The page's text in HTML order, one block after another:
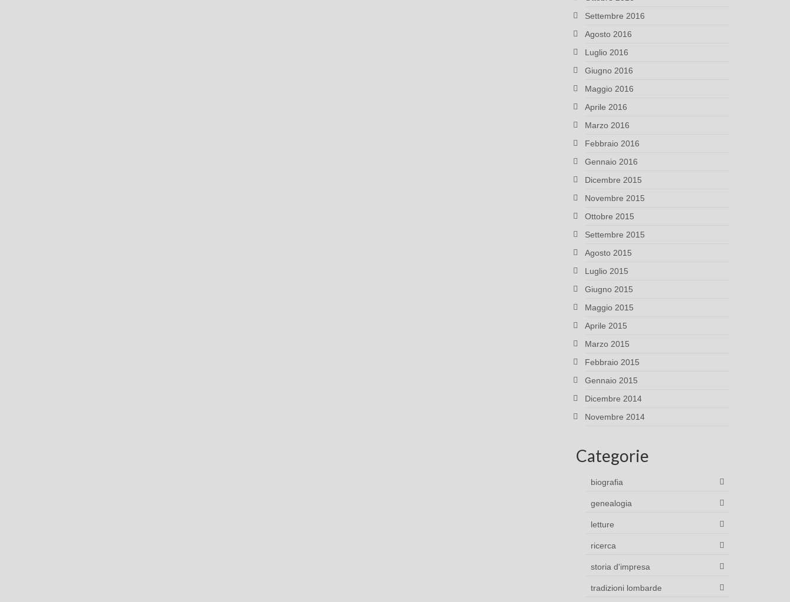
Settembre 2016
Agosto 2016
Luglio 2016
Giugno 2016
Maggio 2016
Aprile 2016
Marzo 2016
Febbraio 2016
Gennaio 2016
Dicembre 2015
Novembre 2015
Ottobre 2015
Settembre 2015
Agosto 2015
Luglio 2015
Giugno 2015
Maggio 2015
Aprile 2015
Marzo 2015
Febbraio 2015
Gennaio 2015
Dicembre 2014
Novembre 2014
Categorie
biografia
genealogia
letture
ricerca
storia d'impresa
tradizioni lombarde